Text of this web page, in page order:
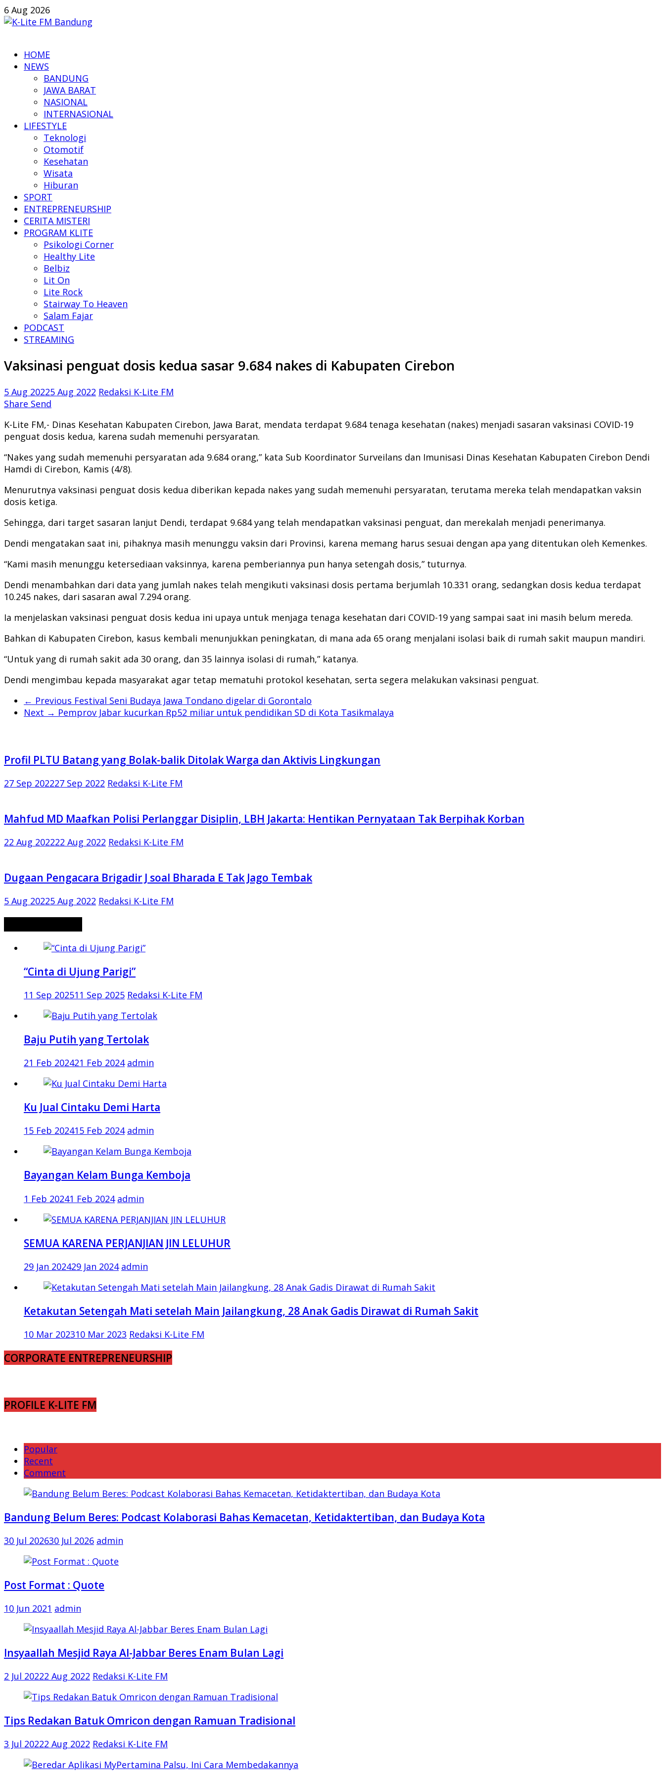
Skip
to
6 Aug 2026
Lite
Bandung
News
HOME
NEWS
BANDUNG
JAWA BARAT
NASIONAL
INTERNASIONAL
LIFESTYLE
Teknologi
Otomotif
Kesehatan
Wisata
Hiburan
SPORT
ENTREPRENEURSHIP
CERITA MISTERI
PROGRAM KLITE
Psikologi Corner
Healthy Lite
Belbiz
Lit On
Lite Rock
Stairway To Heaven
Salam Fajar
PODCAST
STREAMING
Vaksinasi penguat dosis kedua sasar 9.684 nakes di Kabupaten Cirebon
5 Aug 20225 Aug 2022 Redaksi K-Lite FM
Share Send
K-Lite FM,- Dinas Kesehatan Kabupaten Cirebon, Jawa Barat, mendata terdapat 9.684 tenaga kesehatan (nakes) menjadi sasaran vaksinasi COVID-19
penguat dosis kedua, karena sudah memenuhi persyaratan.
“Nakes yang sudah memenuhi persyaratan ada 9.684 orang,” kata Sub Koordinator Surveilans dan Imunisasi Dinas Kesehatan Kabupaten Cirebon Dendi
Hamdi di Cirebon, Kamis (4/8).
Menurutnya vaksinasi penguat dosis kedua diberikan kepada nakes yang sudah memenuhi persyaratan, terutama mereka telah mendapatkan vaksin
dosis ketiga.
Sehingga, dari target sasaran lanjut Dendi, terdapat 9.684 yang telah mendapatkan vaksinasi penguat, dan merekalah menjadi penerimanya.
Dendi mengatakan saat ini, pihaknya masih menunggu vaksin dari Provinsi, karena memang harus sesuai dengan apa yang ditentukan oleh Kemenkes.
“Kami masih menunggu ketersediaan vaksinnya, karena pemberiannya pun hanya setengah dosis,” tuturnya.
Dendi menambahkan dari data yang jumlah nakes telah mengikuti vaksinasi dosis pertama berjumlah 10.331 orang, sedangkan dosis kedua terdapat
10.245 nakes, dari sasaran awal 7.294 orang.
Ia menjelaskan vaksinasi penguat dosis kedua ini upaya untuk menjaga tenaga kesehatan dari COVID-19 yang sampai saat ini masih belum mereda.
Bahkan di Kabupaten Cirebon, kasus kembali menunjukkan peningkatan, di mana ada 65 orang menjalani isolasi baik di rumah sakit maupun mandiri.
“Untuk yang di rumah sakit ada 30 orang, dan 35 lainnya isolasi di rumah,” katanya.
Dendi mengimbau kepada masyarakat agar tetap mematuhi protokol kesehatan, serta segera melakukan vaksinasi penguat.
← Previous Festival Seni Budaya Jawa Tondano digelar di Gorontalo
Next → Pemprov Jabar kucurkan Rp52 miliar untuk pendidikan SD di Kota Tasikmalaya
Profil PLTU Batang yang Bolak-balik Ditolak Warga dan Aktivis Lingkungan
27 Sep 202227 Sep 2022 Redaksi K-Lite FM
Mahfud MD Maafkan Polisi Perlanggar Disiplin, LBH Jakarta: Hentikan Pernyataan Tak Berpihak Korban
22 Aug 202222 Aug 2022 Redaksi K-Lite FM
Dugaan Pengacara Brigadir J soal Bharada E Tak Jago Tembak
5 Aug 20225 Aug 2022 Redaksi K-Lite FM
“Cinta di Ujung Parigi”
11 Sep 202511 Sep 2025 Redaksi K-Lite FM
Baju Putih yang Tertolak
21 Feb 202421 Feb 2024 admin
Ku Jual Cintaku Demi Harta
15 Feb 202415 Feb 2024 admin
Bayangan Kelam Bunga Kemboja
1 Feb 20241 Feb 2024 admin
SEMUA KARENA PERJANJIAN JIN LELUHUR
29 Jan 202429 Jan 2024 admin
Ketakutan Setengah Mati setelah Main Jailangkung, 28 Anak Gadis Dirawat di Rumah Sakit
10 Mar 202310 Mar 2023 Redaksi K-Lite FM
CORPORATE ENTREPRENEURSHIP
PROFILE K-LITE FM
Popular
Recent
Comment
Bandung Belum Beres: Podcast Kolaborasi Bahas Kemacetan, Ketidaktertiban, dan Budaya Kota
30 Jul 202630 Jul 2026 admin
Post Format : Quote
10 Jun 2021 admin
Insyaallah Mesjid Raya Al-Jabbar Beres Enam Bulan Lagi
2 Jul 20222 Aug 2022 Redaksi K-Lite FM
Tips Redakan Batuk Omricon dengan Ramuan Tradisional
3 Jul 20222 Aug 2022 Redaksi K-Lite FM